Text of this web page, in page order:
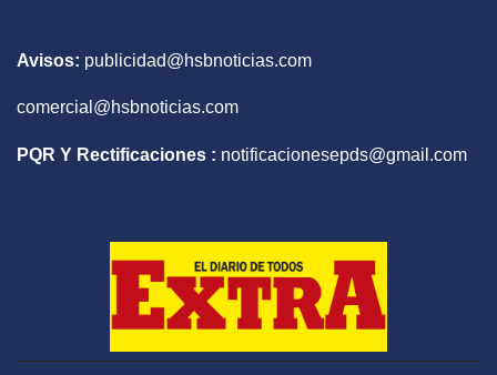
Avisos: publicidad@hsbnoticias.com
comercial@hsbnoticias.com
PQR Y Rectificaciones : notificacionesepds@gmail.com